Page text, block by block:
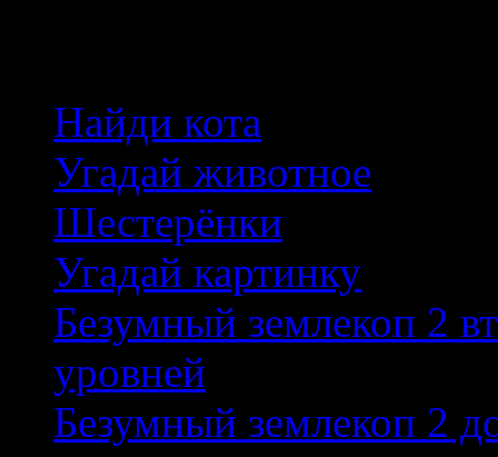
Найди кота
Угадай животное
Шестерёнки
Угадай картинку
Безумный землекоп 2
уровней
Безумный землекоп 2